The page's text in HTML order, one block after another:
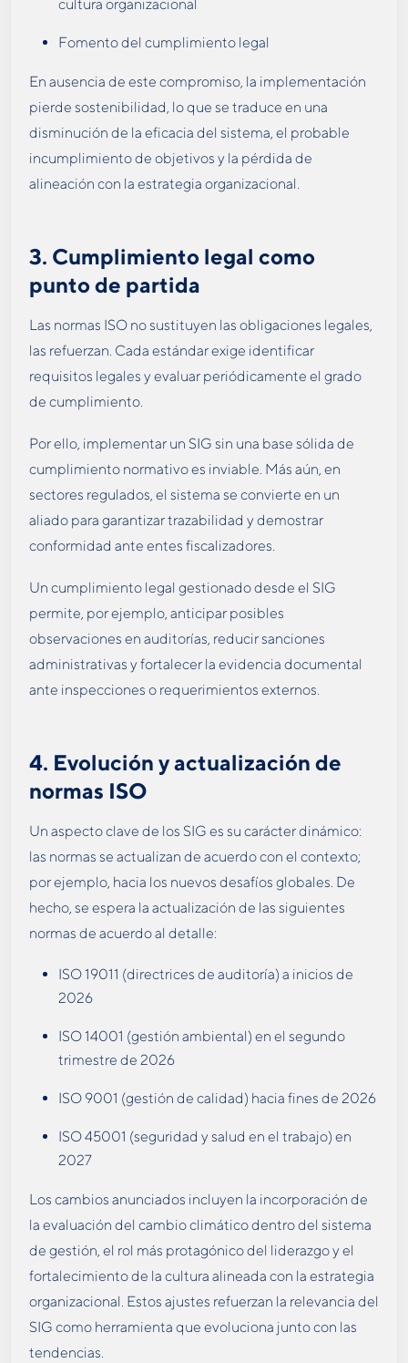
cultura organizacional
Fomento del cumplimiento legal
En ausencia de este compromiso, la implementación
pierde sostenibilidad, lo que se traduce en una
disminución de la eficacia del sistema, el probable
incumplimiento de objetivos y la pérdida de
alineación con la estrategia organizacional.
3. Cumplimiento legal como
punto de partida
Las normas ISO no sustituyen las obligaciones legales,
las refuerzan. Cada estándar exige identificar
requisitos legales y evaluar periódicamente el grado
de cumplimiento.
Por ello, implementar un SIG sin una base sólida de
cumplimiento normativo es inviable. Más aún, en
sectores regulados, el sistema se convierte en un
aliado para garantizar trazabilidad y demostrar
conformidad ante entes fiscalizadores.
Un cumplimiento legal gestionado desde el SIG
permite, por ejemplo, anticipar posibles
observaciones en auditorías, reducir sanciones
administrativas y fortalecer la evidencia documental
ante inspecciones o requerimientos externos.
4. Evolución y actualización de
normas ISO
Un aspecto clave de los SIG es su carácter dinámico:
las normas se actualizan de acuerdo con el contexto;
por ejemplo, hacia los nuevos desafíos globales. De
hecho, se espera la actualización de las siguientes
normas de acuerdo al detalle:
ISO 19011 (directrices de auditoría) a inicios de
2026
ISO 14001 (gestión ambiental) en el segundo
trimestre de 2026
ISO 9001 (gestión de calidad) hacia fines de 2026
ISO 45001 (seguridad y salud en el trabajo) en
2027
Los cambios anunciados incluyen la incorporación de
la evaluación del cambio climático dentro del sistema
de gestión, el rol más protagónico del liderazgo y el
fortalecimiento de la cultura alineada con la estrategia
organizacional. Estos ajustes refuerzan la relevancia del
SIG como herramienta que evoluciona junto con las
tendencias.